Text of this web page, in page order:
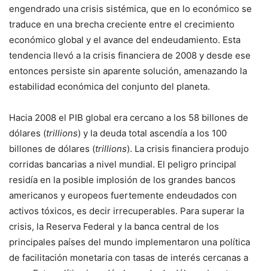
engendrado una crisis sistémica, que en lo económico se
traduce en una brecha creciente entre el crecimiento
económico global y el avance del endeudamiento. Esta
tendencia llevó a la crisis financiera de 2008 y desde ese
entonces persiste sin aparente solución, amenazando la
estabilidad económica del conjunto del planeta.
Hacia 2008 el PIB global era cercano a los 58 billones de
dólares (trillions) y la deuda total ascendía a los 100
billones de dólares (trillions). La crisis financiera produjo
corridas bancarias a nivel mundial. El peligro principal
residía en la posible implosión de los grandes bancos
americanos y europeos fuertemente endeudados con
activos tóxicos, es decir irrecuperables. Para superar la
crisis, la Reserva Federal y la banca central de los
principales países del mundo implementaron una política
de facilitación monetaria con tasas de interés cercanas a